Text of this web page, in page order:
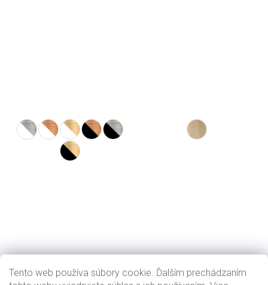
Tento web používa súbory cookie. Ďalším prechádzaním